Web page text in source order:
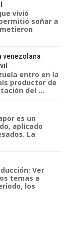
vivió
soñar a
venezolana
entro en la
productor de
del ...
es un
aplicado
La
Ver
temas a
los